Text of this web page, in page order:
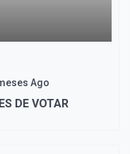
Ago
DE VOTAR